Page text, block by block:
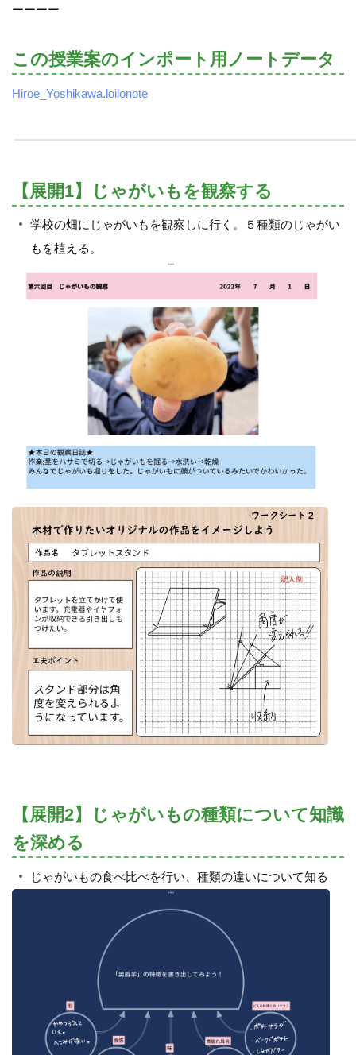
ーーーー
この授業案のインポート用ノートデータ
Hiroe_Yoshikawa.loilonote
【展開1】じゃがいもを観察する
学校の畑にじゃがいもを観察しに行く。５種類のじゃがい
もを植える。
【展開2】じゃがいもの種類について知識
を深める
じゃがいもの食べ比べを行い、種類の違いについて知る